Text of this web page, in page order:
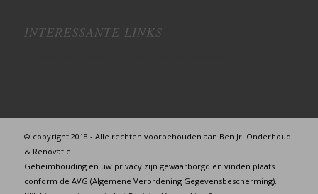
INTERESSANTE LINKS
© copyright 2018 - Alle rechten voorbehouden aan Ben Jr. Onderhoud
& Renovatie
Geheimhouding en uw privacy zijn gewaarborgd en vinden plaats
conform de AVG (Algemene Verordening Gegevensbescherming).